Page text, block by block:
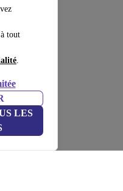
à tout
.
LES